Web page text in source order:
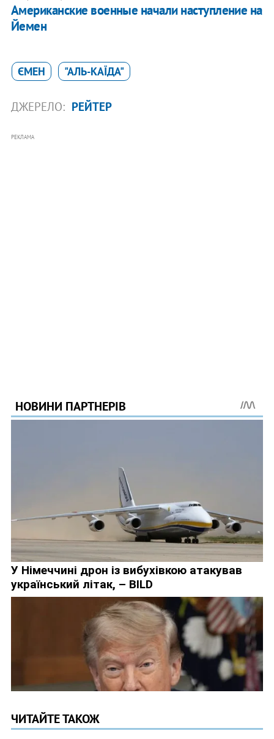
Американские военные начали наступление на
Йемен
ЄМЕН "АЛЬ-КАЇДА"
ДЖЕРЕЛО: РЕЙТЕР
РЕКЛАМА
ЧИТАЙТЕ ТАКОЖ